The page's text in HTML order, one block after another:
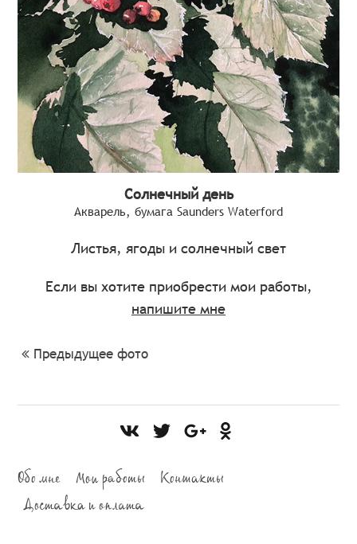
Солнечный день
Акварель, бумага Saunders Waterford
Листья, ягоды и солнечный свет
Если вы хотите приобрести мои работы,
напишите мне
Предыдущее фото
Обо мне Мои работы Контакты
Доставка и оплата